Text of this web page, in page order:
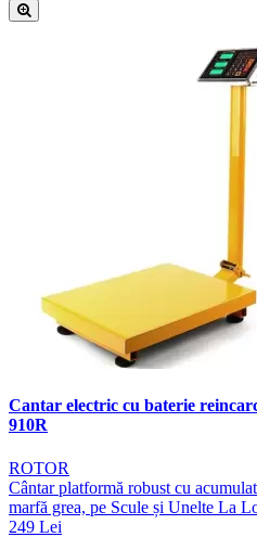
Cantar electric cu baterie
910R
ROTOR
Cântar platformă robust cu
marfă grea, pe Scule și Unelte La
249 Lei